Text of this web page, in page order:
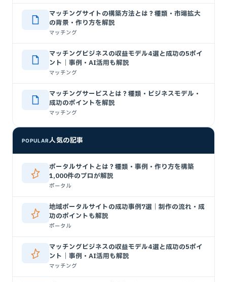
マッチングサイトの構築方法とは？種類・市場拡大
の背景・作り方を解説
マッチング
マッチングビジネスの収益モデル4選と成功の5ポイ
ント｜事例・AI活用も解説
マッチング
マッチングサービスとは？種類・ビジネスモデル・
成功のポイントを解説
マッチング
POPULAR人気の記事
ポータルサイトとは？種類・事例・作り方を構築
1,000件のプロが解説
ポータル
地域ポータルサイトの成功事例7選｜制作の流れ・成
功のポイントも解説
ポータル
マッチングビジネスの収益モデル4選と成功の5ポイ
ント｜事例・AI活用も解説
マッチング